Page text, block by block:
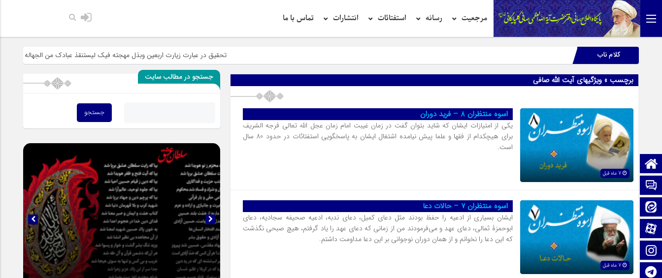
مرجعیت رسانه استفتائات انتشارات تماس با ما
صفحه نخست
تماس با ما
آپارات
اینستاگرام
تلگرام
کلام ناب تحقیق در عبارت زیارت اربعین وبذل مهجته فیک لیستنقذ عبادک من الجهاله خطبه «خط
برچسب » ویژگیهای آیت الله صافی
اسوه منتظران 8 – فرید دوران
یکی از امتیازات ایشان که شاید بتوان گفت در زمان غیبت امام زمان عجل الله تعالی فرجه الشریف
برای هیچکدام از فقها و علما پیش نیامده اشتغال ایشان به پاسخگویی استفتائات در حدود 80 سال
است.
اسوه منتظران 7 – حالات دعا
ایشان بسیاری از ادعیه را حفظ بودند مثل دعای کمیل، دعای ندبه، ادعیه صحیفه سجادیه، دعای
ابوحمزۀ ثمالی، دعای عهد و می‌فرمودند من از زمانی که دعای عهد را یاد گرفتم، هیچ صبحی نگذشت
که این دعا را نخوانم و از همان دوران نوجوانی بر این دعا مداومت داشتم.
جستجو در مطالب سایت